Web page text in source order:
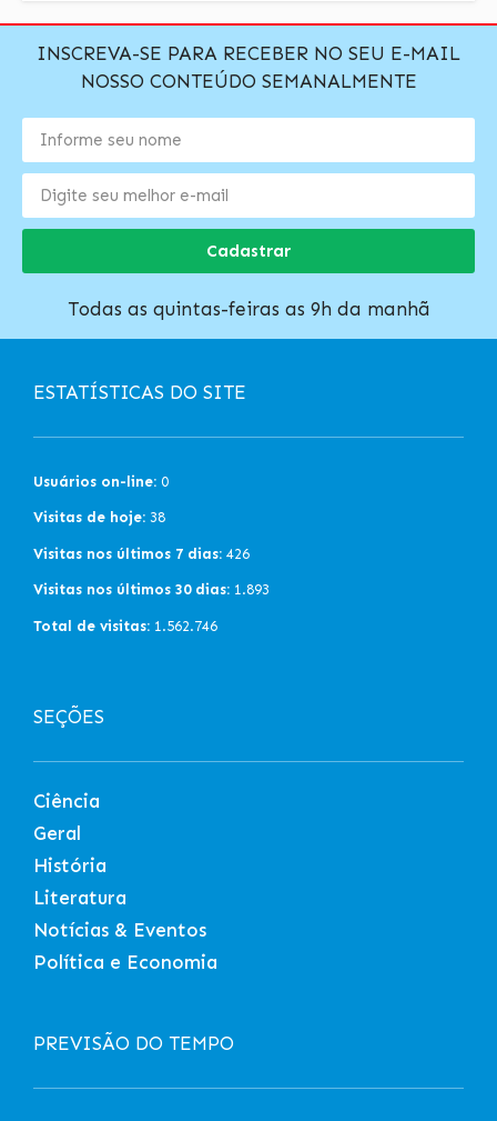
INSCREVA-SE PARA RECEBER NO SEU E-MAIL
NOSSO CONTEÚDO SEMANALMENTE
Cadastrar
Todas as quintas-feiras as 9h da manhã
ESTATÍSTICAS DO SITE
Usuários on-line: 0
Visitas de hoje: 38
Visitas nos últimos 7 dias: 426
Visitas nos últimos 30 dias: 1.893
Total de visitas: 1.562.746
SEÇÕES
Ciência
Geral
História
Literatura
Notícias & Eventos
Política e Economia
PREVISÃO DO TEMPO